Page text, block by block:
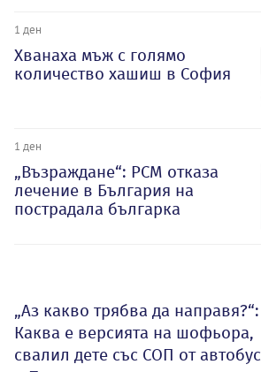
1 ден
Хванаха мъж с голямо
количество хашиш в София
1 ден
„Възраждане“: РСМ отказа
лечение в България на
пострадала българка
„Аз какво трябва да направя?“:
Каква е версията на шофьора,
свалил дете със СОП от автобус